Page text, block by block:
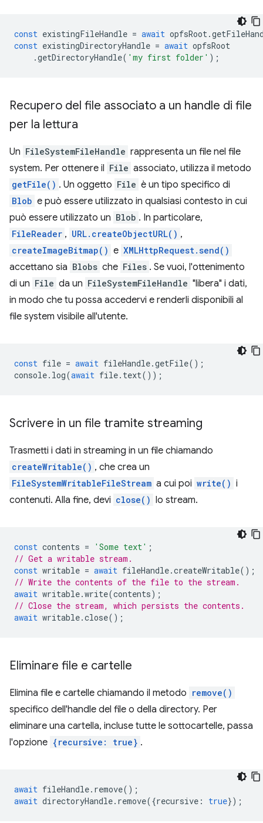
const existingFileHandle = await opfsRoot .
const existingDirectoryHandle = await opfsRoot
.getDirectoryHandle( 'my first folder' );
Recupero del file associato a un handle di file
per la lettura
Un FileSystemFileHandle rappresenta un file nel file
system. Per ottenere il File associato, utilizza il metodo
getFile() . Un oggetto File è un tipo specifico di
Blob e può essere utilizzato in qualsiasi contesto in cui
può essere utilizzato un Blob . In particolare,
FileReader , URL.createObjectURL() ,
createImageBitmap() e XMLHttpRequest.send()
accettano sia Blobs che Files . Se vuoi, l'ottenimento
di un File da un FileSystemFileHandle "libera" i dati,
in modo che tu possa accedervi e renderli disponibili al
file system visibile all'utente.
const file = await fileHandle.getFile();
console. log(await file. text());
Scrivere in un file tramite streaming
Trasmetti i dati in streaming in un file chiamando
createWritable() , che crea un
FileSystemWritableFileStream a cui poi write() i
contenuti. Alla fine, devi close() lo stream.
const contents = 'Some text' ;
// Get a writable stream.
const writable = await fileHandle.createWritable();
// Write the contents of the file to the stream.
await writable.write(contents);
// Close the stream, which persists the contents.
await writable.close();
Eliminare file e cartelle
Elimina file e cartelle chiamando il metodo remove()
specifico dell'handle del file o della directory. Per
eliminare una cartella, incluse tutte le sottocartelle, passa
l'opzione {recursive: true} .
await fileHandle. remove();
await directoryHandle. remove({recursive : true});